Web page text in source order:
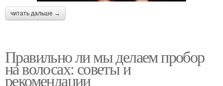
читать дальше →
Правильно ли мы делаем пробор
на волосах: советы и
рекомендации